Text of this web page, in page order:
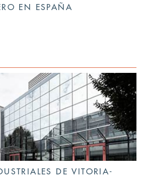
EN ESPAÑA
DE VITORIA-